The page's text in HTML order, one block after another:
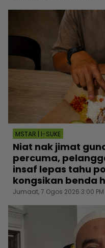
MSTAR | I-SUKE
Niat nak jimat
percuma,
insaf lepas tahu
kongsikan benda
Jumaat, 7 Ogos 2026 3:00 PM